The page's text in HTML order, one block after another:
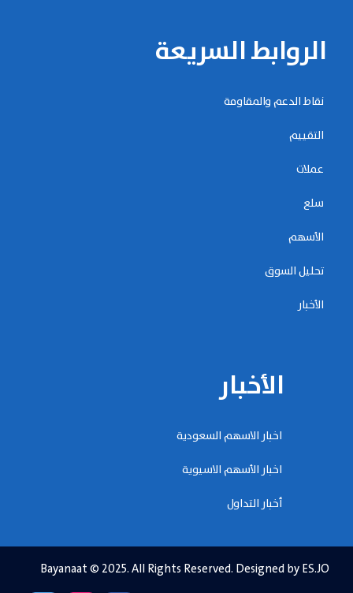
الروابط السريعة
نقاط الدعم والمقاومة
التقييم
عملات
سلع
الأسهم
تحليل السوق
الأخبار
الأخبار
اخبار الاسهم السعودية
اخبار الأسهم الاسيوية
أخبار التداول
Bayanaat © 2025. All Rights Reserved. Designed by ES.JO